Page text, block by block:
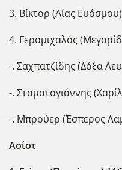
3. Βίκτορ (Αίας
4. Γερομιχαλός
-. Σαχπατζίδης (Δόξα
-. Σταματογιάννης
-. Μπρούερ (Έσπερος
Ασίστ